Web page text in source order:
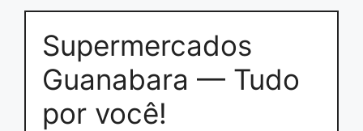
Supermercados
Guanabara — Tudo
por você!